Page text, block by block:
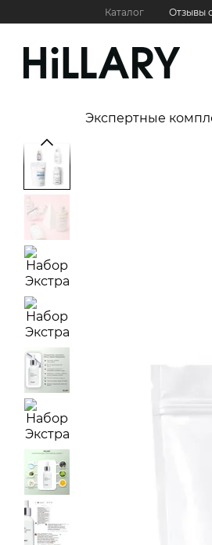
Перейти к основному контенту
Каталог Отзывы
Контактная
Экспертные